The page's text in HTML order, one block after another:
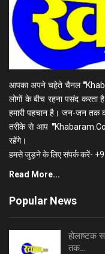
आपका अपने चहेते चैनल "
लोगों के बीच रहना पसंद करता
हमारी पहचान है। जन-जन तक
तरीके से आप "
रहेंगे।
हमसे जुड़ने के लिए संपर्क करें-
Read More...
Popular News
होलाष्टक
तक…